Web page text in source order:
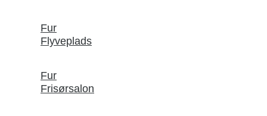
Fur
Flyveplads
Fur
Frisørsalon